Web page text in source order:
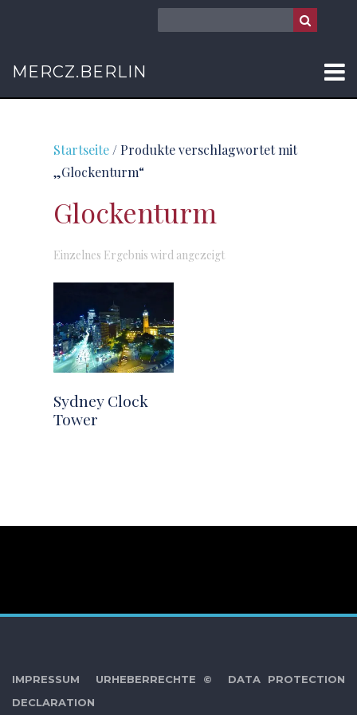
MERCZ.BERLIN
Startseite / Produkte verschlagwortet mit
„Glockenturm“
Glockenturm
Einzelnes Ergebnis wird angezeigt
Sydney Clock
Tower
IMPRESSUM URHEBERRECHTE ©
DATA PROTECTION
DECLARATION